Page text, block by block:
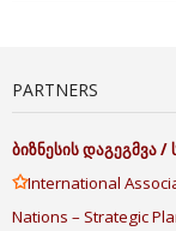
PARTNERS
ბიზნესისდაგეგმვა/
✩International
Nations – Strategic